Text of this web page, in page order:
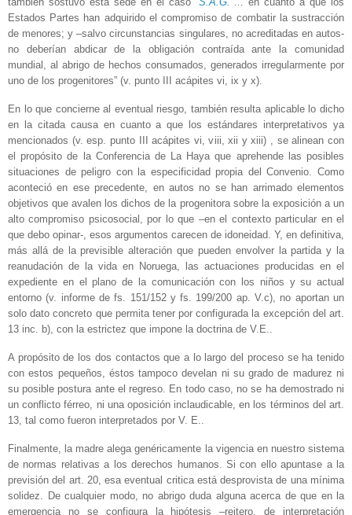
Estados Partes han adquirido el compromiso de combatir la sustracción
de menores; y –salvo circunstancias singulares, no acreditadas en autos-
no deberían abdicar de la obligación contraída ante la comunidad
mundial, al abrigo de hechos consumados, generados irregularmente por
uno de los progenitores” (v. punto III acápites vi, ix y x).
En lo que concierne al eventual riesgo, también resulta aplicable lo dicho
en la citada causa en cuanto a que los estándares interpretativos ya
mencionados (v. esp. punto III acápites vi, viii, xii y xiii) , se alinean con
el propósito de la Conferencia de La Haya que aprehende las posibles
situaciones de peligro con la especificidad propia del Convenio. Como
aconteció en ese precedente, en autos no se han arrimado elementos
objetivos que avalen los dichos de la progenitora sobre la exposición a un
alto compromiso psicosocial, por lo que –en el contexto particular en el
que debo opinar-, esos argumentos carecen de idoneidad. Y, en definitiva,
más allá de la previsible alteración que pueden envolver la partida y la
reanudación de la vida en Noruega, las actuaciones producidas en el
expediente en el plano de la comunicación con los niños y su actual
entorno (v. informe de fs. 151/152 y fs. 199/200 ap. V.c), no aportan un
solo dato concreto que permita tener por configurada la excepción del art.
13 inc. b), con la estrictez que impone la doctrina de V.E..
A propósito de los dos contactos que a lo largo del proceso se ha tenido
con estos pequeños, éstos tampoco develan ni su grado de madurez ni
su posible postura ante el regreso. En todo caso, no se ha demostrado ni
un conflicto férreo, ni una oposición inclaudicable, en los términos del art.
13, tal como fueron interpretados por V. E..
Finalmente, la madre alega genéricamente la vigencia en nuestro sistema
de normas relativas a los derechos humanos. Si con ello apuntase a la
previsión del art. 20, esa eventual critica está desprovista de una mínima
solidez. De cualquier modo, no abrigo duda alguna acerca de que en la
emergencia no se configura la hipótesis –reitero, de interpretación